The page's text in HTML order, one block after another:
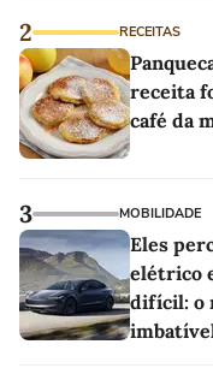
2 RECEITAS
receita
café da
3 MOBILIDADE
Eles
elétrico
difícil: o